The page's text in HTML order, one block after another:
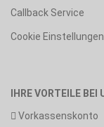
Callback Service
Cookie Einstellungen
IHRE VORTEILE BEI
Vorkassenskonto